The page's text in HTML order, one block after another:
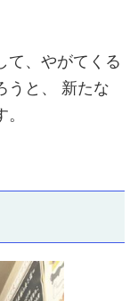
て、やがてくる
うと、 新たな